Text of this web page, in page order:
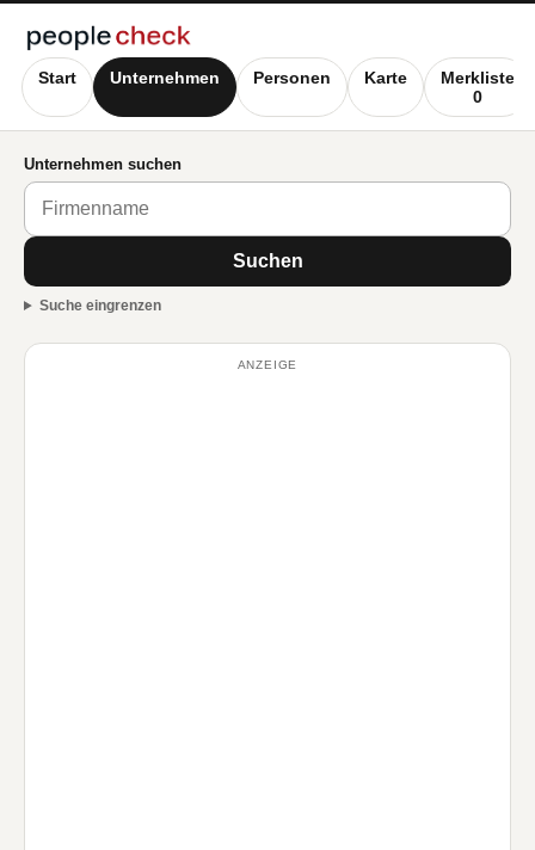
Start Unternehmen Personen Karte
Merkliste
0
Unternehmen suchen
Suchen
Suche eingrenzen
ANZEIGE